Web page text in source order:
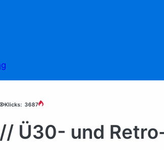
Klicks: 3687
Ü30- und